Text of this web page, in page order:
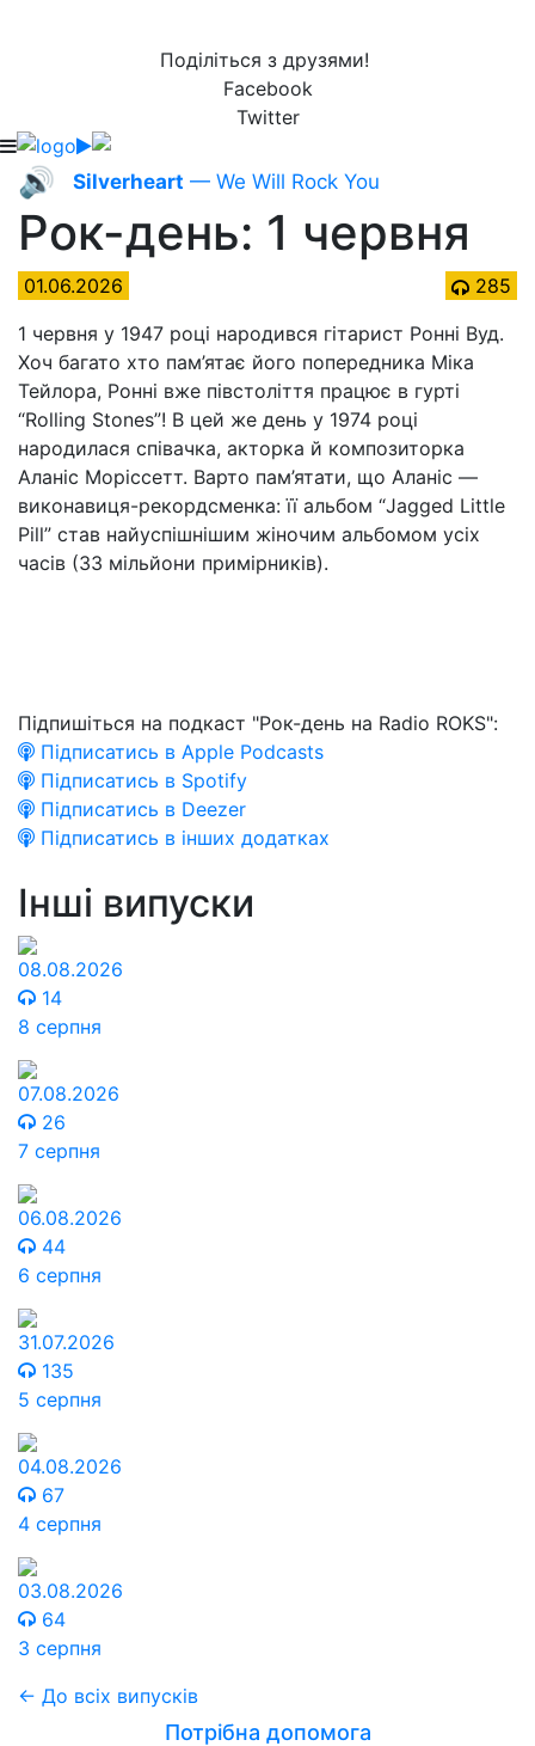
Поділіться з друзями!
Facebook
Twitter
🔊 Silverheart — We Will Rock You
Рок-день: 1 червня
01.06.2026
285
1 червня у 1947 році народився гітарист Ронні Вуд.
Хоч багато хто пам’ятає його попередника Міка
Тейлора, Ронні вже півстоліття працює в гурті
“Rolling Stones”! В цей же день у 1974 році
народилася співачка, акторка й композиторка
Аланіс Моріссетт. Варто пам’ятати, що Аланіс —
виконавиця-рекордсменка: її альбом “Jagged Little
Pill” став найуспішнішим жіночим альбомом усіх
часів (33 мільйони примірників).
Підпишіться на подкаст "Рок-день на Radio ROKS":
Підписатись в Apple Podcasts
Підписатись в Spotify
Підписатись в Deezer
Підписатись в інших додатках
Інші випуски
08.08.2026
14
8 серпня
07.08.2026
26
7 серпня
06.08.2026
44
6 серпня
31.07.2026
135
5 серпня
04.08.2026
67
4 серпня
03.08.2026
64
3 серпня
← До всіх випусків
Потрібна допомога